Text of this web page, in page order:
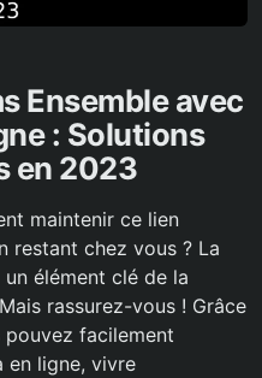
Ensemble avec
: Solutions
en 2023
maintenir ce lien
restant chez vous ? La
élément clé de la
rassurez-vous ! Grâce
facilement
en ligne, vivre